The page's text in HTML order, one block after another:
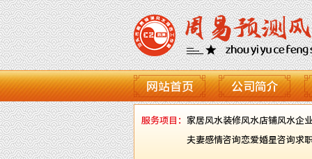
网站首页 公司简介
服务项目： 家居风水装修风水店铺风水企
夫妻感情咨询恋爱婚星咨询求